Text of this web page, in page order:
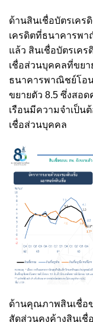
ด้านสินเชื่อบัตรเคร
เครดิตที่ธนาคารพ
แล้ว สินเชื่อบัตรเคร
เชื่อส่วนบุคคลที่ขยา
ธนาคารพาณิชย์โอ
ขยายตัว 8.5 ซึ่งสอ
เรือนมีความจำเป็น
เชื่อส่วนบุคคล
ด้านคุณภาพสินเชื่อ
สัดส่วนคงค้างสินเชื่